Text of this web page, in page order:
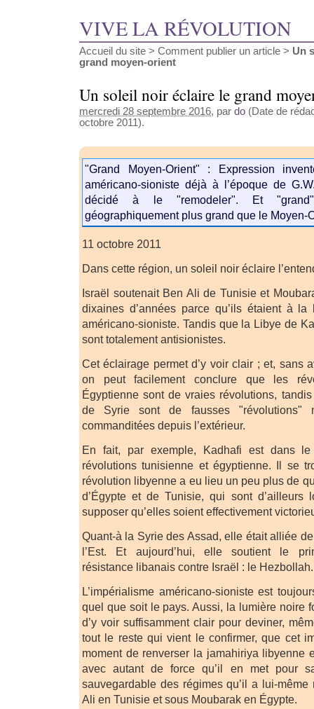
VIVE LA RÉVOLUTION
Accueil du site > Comment publier un article > Un
grand moyen-orient
Un soleil noir éclaire le grand
mercredi 28 septembre 2016, par do (Date de
octobre 2011).
"Grand Moyen-Orient" : Expression
américano-sioniste déjà à l’époque de
décidé à le "remodeler". Et
géographiquement plus grand que le Moyen-
11 octobre 2011
Dans cette région, un soleil noir éclaire
Israël soutenait Ben Ali de Tunisie et
dixaines d’années parce qu’ils étaient à la
américano-sioniste. Tandis que la Libye de
sont totalement antisionistes.
Cet éclairage permet d’y voir clair ; et, sans
on peut facilement conclure que les
Égyptienne sont de vraies révolutions,
de Syrie sont de fausses "révolutions"
commanditées depuis l’extérieur.
En fait, par exemple, Kadhafi est dans
révolutions tunisienne et égyptienne. Il se
révolution libyenne a eu lieu un peu plus de
d’Égypte et de Tunisie, qui sont d’ailleurs
supposer qu’elles soient effectivement
Quant-à la Syrie des Assad, elle était alliée
l’Est. Et aujourd’hui, elle soutient le
résistance libanais contre Israël : le Hezbollah.
L’impérialisme américano-sioniste est
quel que soit le pays. Aussi, la lumière noire
d’y voir suffisamment clair pour deviner,
tout le reste qui vient le confirmer, que cet
moment de renverser la jamahiriya libyenne
avec autant de force qu’il en met pour
sauvegardable des régimes qu’il a lui-
Ali en Tunisie et sous Moubarak en Égypte.